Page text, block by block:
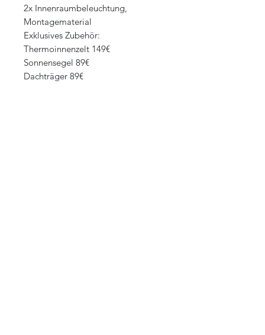
2x Innenraumbeleuchtung,
Montagematerial
Exklusives Zubehör:
Thermoinnenzelt 149€
Sonnensegel 89€
Dachträger 89€